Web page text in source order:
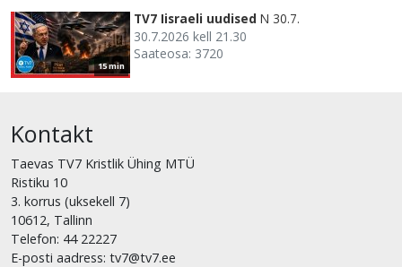
15 min
TV7 Iisraeli uudised N 30.7.
30.7.2026 kell 21.30
Saateosa: 3720
Kontakt
Taevas TV7 Kristlik Ühing MTÜ
Ristiku 10
3. korrus (uksekell 7)
10612, Tallinn
Telefon: 44 22227
E-posti aadress: tv7@tv7.ee